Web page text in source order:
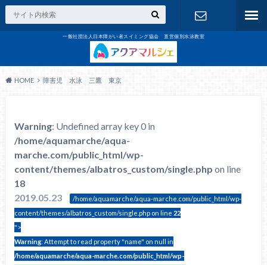
一般社団法人日本障がい者スイミング協会 直営個別水泳教室
HOME 障害児 水泳 三鷹 東京
Warning: Undefined array key 0 in
/home/aquamarche/aqua-
marche.com/public_html/wp-
content/themes/albatros_custom/single.php on line
18
2019.05.23
/home/aquamarche/aqua-marche.com/public_html/wp-
content/themes/albatros_custom/single.php on line 22
">
Warning: Attempt to read property "name" on null in
/home/aquamarche/aqua-marche.com/public_html/wp-